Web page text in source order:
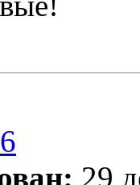
6
29